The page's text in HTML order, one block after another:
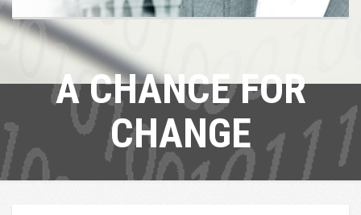
A CHANCE FOR
CHANGE